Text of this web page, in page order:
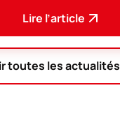
Lire l’article
toutes les actualités